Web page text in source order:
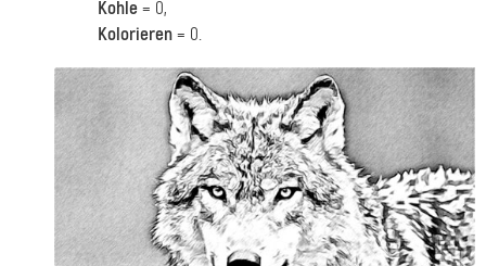
Kohle= 0,
Kolorieren= 0.